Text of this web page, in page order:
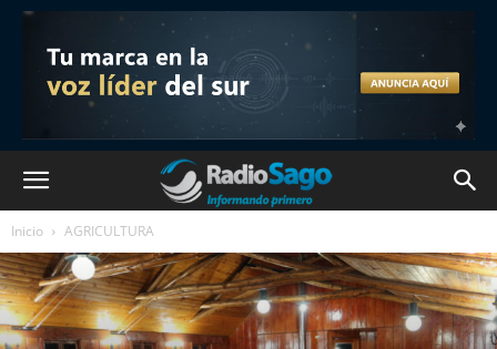
Inicio AGRICULTURA